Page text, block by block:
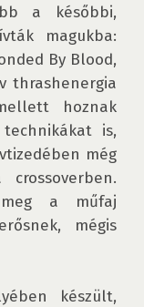
a későbbi,
magukba:
By Blood,
thrashenergia
hoznak
is,
még
a műfaj
mégis
készült,